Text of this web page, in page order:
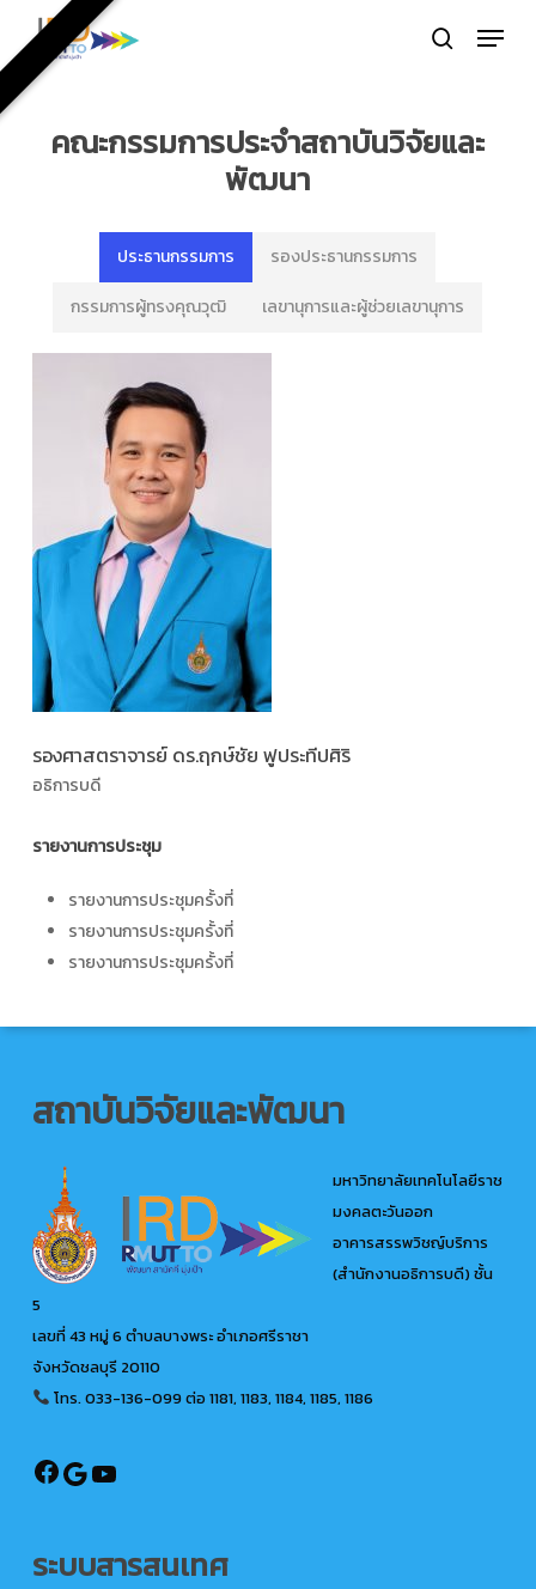
main
content
search
Menu
คณะกรรมการประจำสถาบันวิจัยและ
พัฒนา
ประธานกรรมการ
รองประธานกรรมการ
กรรมการผู้ทรงคุณวุฒิ
เลขานุการและผู้ช่วยเลขานุการ
รองศาสตราจารย์ ดร.ฤกษ์ชัย ฟูประทีปศิริ
อธิการบดี
รายงานการประชุม
รายงานการประชุมครั้งที่
รายงานการประชุมครั้งที่
รายงานการประชุมครั้งที่
สถาบันวิจัยและพัฒนา
มหาวิทยาลัยเทคโนโลยีราช
มงคลตะวันออก
อาคารสรรพวิชญ์บริการ
(สำนักงานอธิการบดี) ชั้น
5
เลขที่ 43 หมู่ 6 ตำบลบางพระ อำเภอศรีราชา
จังหวัดชลบุรี 20110
โทร. 033-136-099ต่อ 1181, 1183, 1184, 1185, 1186
@ird.rmutto
Google
ระบบสารสนเทศ